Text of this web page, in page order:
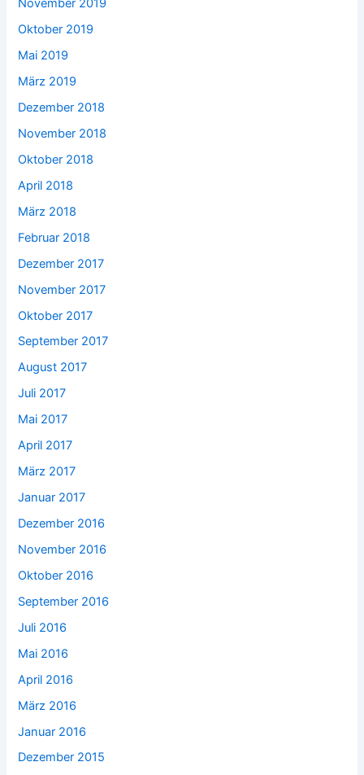
November 2019
Oktober 2019
Mai 2019
März 2019
Dezember 2018
November 2018
Oktober 2018
April 2018
März 2018
Februar 2018
Dezember 2017
November 2017
Oktober 2017
September 2017
August 2017
Juli 2017
Mai 2017
April 2017
März 2017
Januar 2017
Dezember 2016
November 2016
Oktober 2016
September 2016
Juli 2016
Mai 2016
April 2016
März 2016
Januar 2016
Dezember 2015